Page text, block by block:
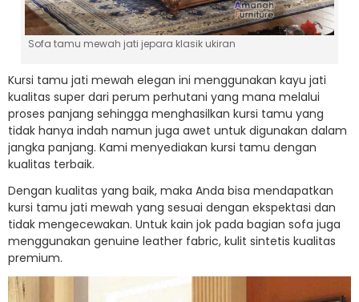
Sofa tamu mewah jati jepara klasik ukiran
Kursi tamu jati mewah elegan ini menggunakan kayu jati
kualitas super dari perum perhutani yang mana melalui
proses panjang sehingga menghasilkan kursi tamu yang
tidak hanya indah namun juga awet untuk digunakan dalam
jangka panjang. Kami menyediakan kursi tamu dengan
kualitas terbaik.
Dengan kualitas yang baik, maka Anda bisa mendapatkan
kursi tamu jati mewah yang sesuai dengan ekspektasi dan
tidak mengecewakan. Untuk kain jok pada bagian sofa juga
menggunakan genuine leather fabric, kulit sintetis kualitas
premium.